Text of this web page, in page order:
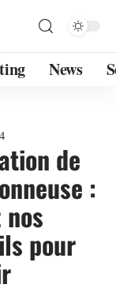
News
de
:
pour